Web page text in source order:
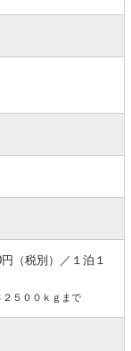
（税別）／１泊１
５００ｋｇまで